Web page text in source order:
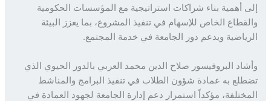
أهمية بناء شراكات استراتيجية مع المؤسسات الحكومية
الخاص للإسهام في تنفيذ المشروع، بما يعزز البيئة
ويدعم دور الجامعة في خدمة المجتمع.
البروفيسور صلاح الدين محمد العربي بالدور الحيوي الذي
به عمادة شؤون الطلاب في تنفيذ البرامج والمناشط
مؤكداً استمرار دعم إدارة الجامعة لجهود العمادة في